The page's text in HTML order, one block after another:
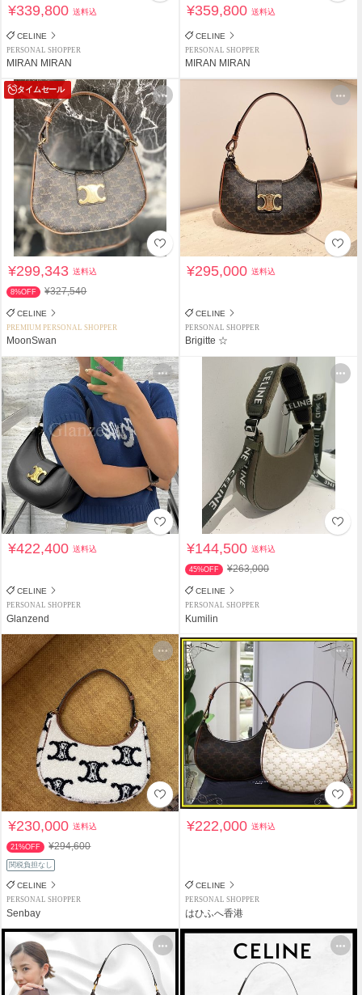
¥339,800送料込
CELINE
PERSONAL SHOPPER
MIRAN MIRAN
¥359,800送料込
CELINE
PERSONAL SHOPPER
MIRAN MIRAN
タイムセール
¥299,343送料込
8%OFF ¥327,540
CELINE
PREMIUM PERSONAL SHOPPER
MoonSwan
¥295,000送料込
CELINE
PERSONAL SHOPPER
Brigitte ☆
¥422,400送料込
CELINE
PERSONAL SHOPPER
Glanzend
¥144,500送料込
45%OFF ¥263,000
CELINE
PERSONAL SHOPPER
Kumilin
¥230,000送料込
21%OFF ¥294,600
関税負担なし
CELINE
PERSONAL SHOPPER
Senbay
¥222,000送料込
CELINE
PERSONAL SHOPPER
はひふへ香港